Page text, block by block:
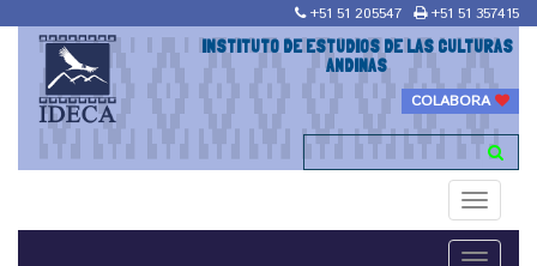
+51 51 205547 +51 51 357415
INSTITUTO DE ESTUDIOS DE LAS CULTURAS
ANDINAS
COLABORA
Toggle
Toggle